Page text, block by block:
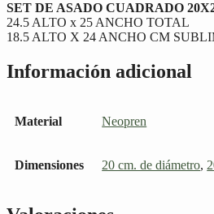
SET DE ASADO CUADRADO
24.5 ALTO x 25 ANCHO TOTAL
18.5 ALTO X 24 ANCHO CM
Información adicional
Material Neopren
Dimensiones 20 cm. de diámetro,